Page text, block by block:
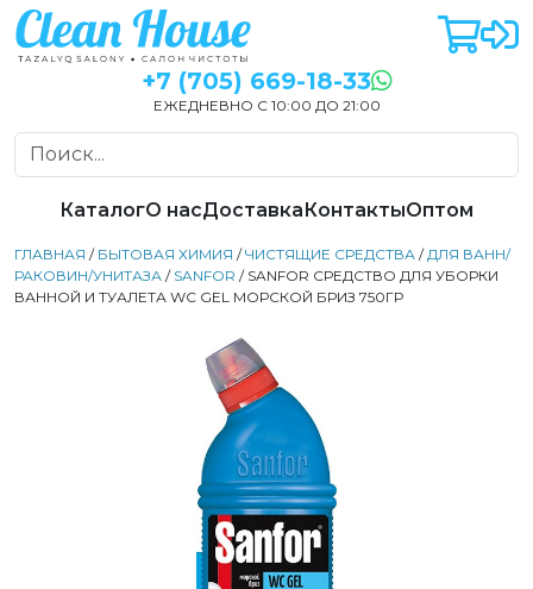
+7 (705) 669-18-33
ЕЖЕДНЕВНО С 10:00 ДО 21:00
КаталогО насДоставкаКонтактыОптом
ГЛАВНАЯ / БЫТОВАЯ ХИМИЯ /ЧИСТЯЩИЕ СРЕДСТВА /ДЛЯ ВАНН/
РАКОВИН/УНИТАЗА / SANFOR / SANFOR СРЕДСТВО ДЛЯ УБОРКИ
ВАННОЙ И ТУАЛЕТА WC GEL МОРСКОЙ БРИЗ 750ГР